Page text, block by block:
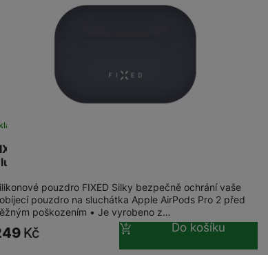
Silky Apple AirPods Pro 2/P2 (USB-C),
pouzdro FIXED Silky bezpečně ochrání vaše
pouzdro na sluchátka Apple AirPods Pro 2 před
poškozením • Je vyrobeno z…
Kč Do košíku